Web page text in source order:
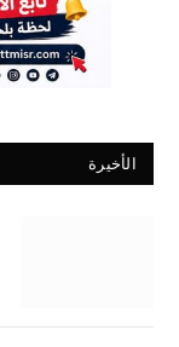
الأخيرة